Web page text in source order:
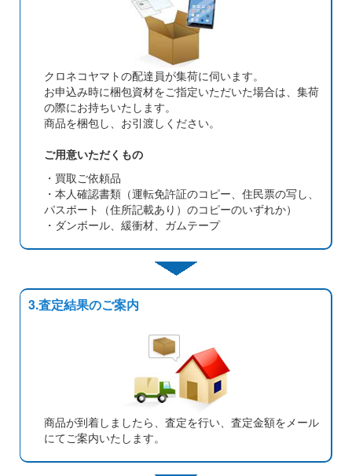
クロネコヤマトの配達員が集荷に伺います。
お申込み時に梱包資材をご指定いただいた場合は、集荷
の際にお持ちいたします。
商品を梱包し、お引渡しください。
ご用意いただくもの
・買取ご依頼品
・本人確認書類（運転免許証のコピー、住民票の写し、
パスポート（住所記載あり）のコピーのいずれか）
・ダンボール、緩衝材、ガムテープ
3.査定結果のご案内
商品が到着しましたら、査定を行い、査定金額をメール
にてご案内いたします。